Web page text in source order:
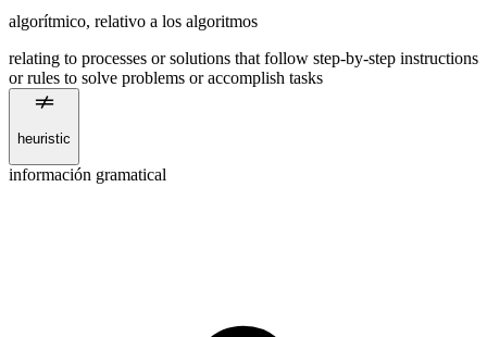
algorítmico, relativo a los algoritmos
relating to processes or solutions that follow step-by-step instructions
or rules to solve problems or accomplish tasks
heuristic
información gramatical